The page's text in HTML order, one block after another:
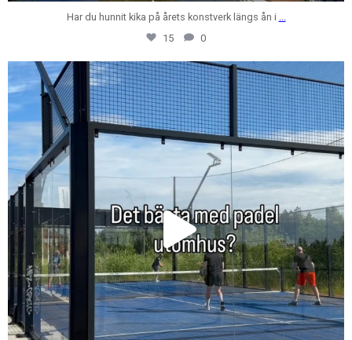
Har du hunnit kika på årets konstverk längs ån i ...
15
0
centrumfastigheter
Jul 24